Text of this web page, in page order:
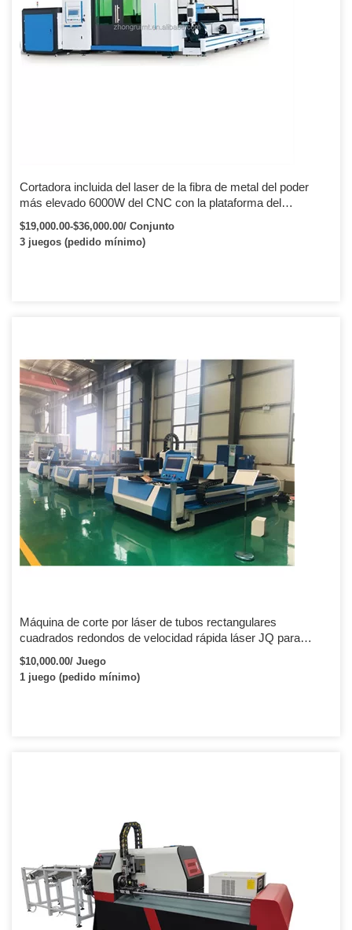
Cortadora incluida del laser de la fibra de metal del poder
más elevado 6000W del CNC con la plataforma del
intercambio
$19,000.00-$36,000.00/ Conjunto
3 juegos (pedido mínimo)
Máquina de corte por láser de tubos rectangulares
cuadrados redondos de velocidad rápida láser JQ para
muebles de metal
$10,000.00/ Juego
1 juego (pedido mínimo)